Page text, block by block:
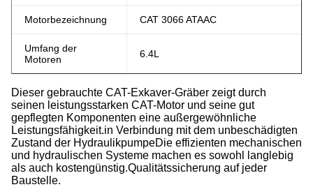
Motorbezeichnung CAT 3066 ATAAC
Umfang der
Motoren
6.4L
Dieser gebrauchte CAT-Exkaver-Gräber zeigt durch
seinen leistungsstarken CAT-Motor und seine gut
gepflegten Komponenten eine außergewöhnliche
Leistungsfähigkeit.in Verbindung mit dem unbeschädigten
Zustand der HydraulikpumpeDie effizienten mechanischen
und hydraulischen Systeme machen es sowohl langlebig
als auch kostengünstig.Qualitätssicherung auf jeder
Baustelle.